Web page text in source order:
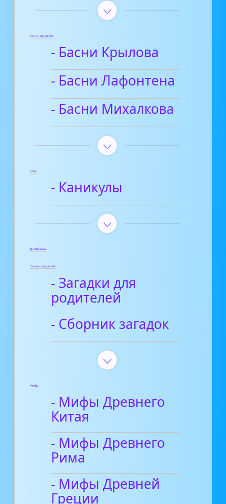
Басни для детей
- Басни Крылова
- Басни Лафонтена
- Басни Михалкова
Блог
- Каникулы
Диафильмы
Загадки для детей
- Загадки для
родителей
- Сборник загадок
Мифы
- Мифы Древнего
Китая
- Мифы Древнего
Рима
- Мифы Древней
Греции